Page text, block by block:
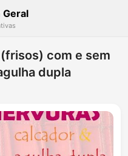
com e sem
dupla